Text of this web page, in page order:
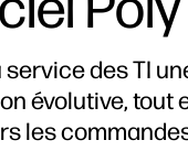
des TI
évolutive, tout
les